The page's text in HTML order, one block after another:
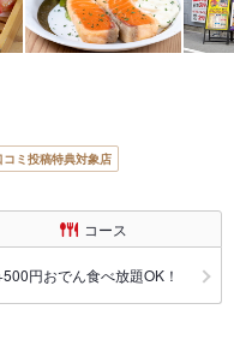
コミ投稿特典対象店
コース
円おでん食べ放題OK！